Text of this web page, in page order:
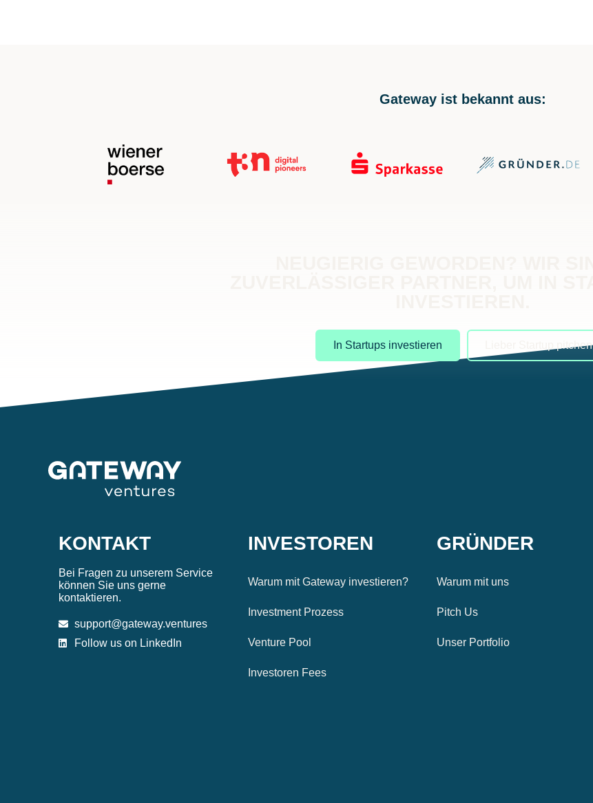
Gateway ist bekannt aus:
In Startups investieren Lieber Startup pitchen
KONTAKT
Bei Fragen zu unserem Service
können Sie uns gerne
kontaktieren.
support@gateway.ventures
Follow us on LinkedIn
INVESTOREN
Warum mit Gateway investieren?
Investment Prozess
Venture Pool
Investoren Fees
GRÜNDER
Warum mit uns
Pitch Us
Unser Portfolio